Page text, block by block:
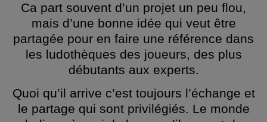
Ca part souvent d’un projet un peu flou,
mais d’une bonne idée qui veut être
partagée pour en faire une référence dans
les ludothèques des joueurs, des plus
débutants aux experts.
Quoi qu’il arrive c’est toujours l’échange et
le partage qui sont privilégiés. Le monde